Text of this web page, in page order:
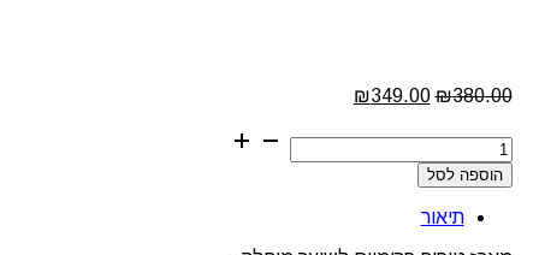
₪380.00
המחיר
היה:
₪380.00.
₪349.00
הוא:
₪349.00.
כמות
של
מארז
פרימיום
הוספה לסל
תיאור